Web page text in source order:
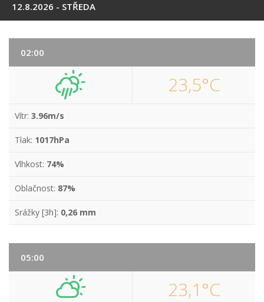
12.8.2026 - STŘEDA
02:00
23,5°C
Vítr: 3.96m/s
Tlak: 1017hPa
Vlhkost: 74%
Oblačnost: 87%
Srážky [3h]: 0,26 mm
05:00
23,1°C